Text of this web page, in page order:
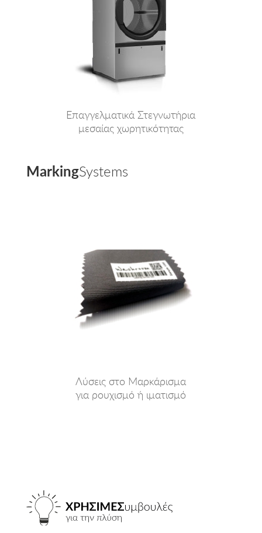
Επαγγελματικά Στεγνωτήρια
μεσαίας χωρητικότητας
MarkingSystems
Λύσεις στο Μαρκάρισμα
για ρουχισμό ή ιματισμό